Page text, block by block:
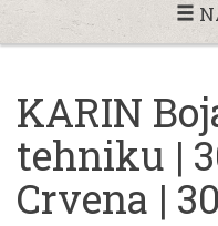
KARIN
tehniku |
Crvena |